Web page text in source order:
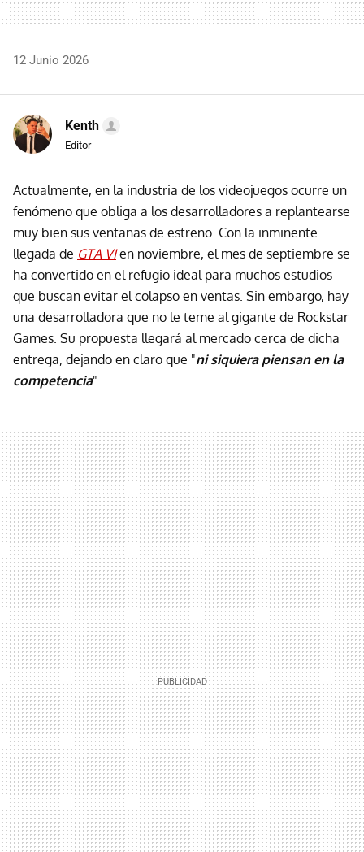
12 Junio 2026
Kenth
Editor
Actualmente, en la industria de los videojuegos ocurre un
fenómeno que obliga a los desarrolladores a replantearse
muy bien sus ventanas de estreno. Con la inminente
llegada de GTA VIen noviembre, el mes de septiembre se
ha convertido en el refugio ideal para muchos estudios
que buscan evitar el colapso en ventas. Sin embargo, hay
una desarrolladora que no le teme al gigante de Rockstar
Games. Su propuesta llegará al mercado cerca de dicha
entrega, dejando en claro que "ni siquiera piensan en la
competencia".